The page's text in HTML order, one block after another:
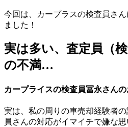
今回は、カープラスの検査員さ
ました！
実は多い、査定員（
の不満…
カープライスの検査員冨永さん
実は、私の周りの車売却経験者
員さんの対応がイマイチで嫌な